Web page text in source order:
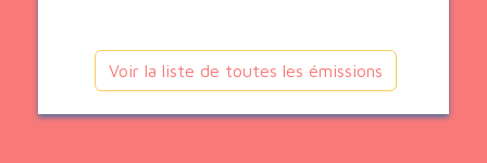
Voir la liste de toutes les émissions